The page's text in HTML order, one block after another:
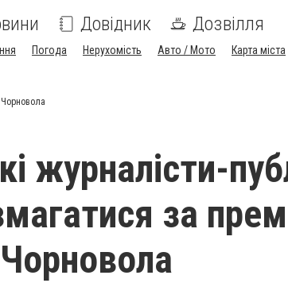
Довідник Дозвілля
Погода Нерухомість Авто / Мото Карта міста
Чорновола
журналісти-
за